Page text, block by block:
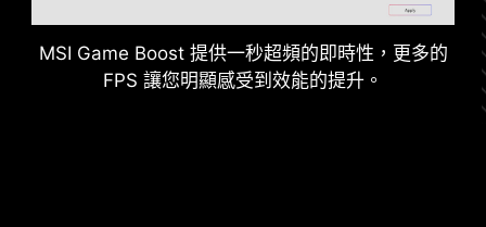
MSI Game Boost 提供一秒超頻的即時性，更多的
FPS 讓您明顯感受到效能的提升。